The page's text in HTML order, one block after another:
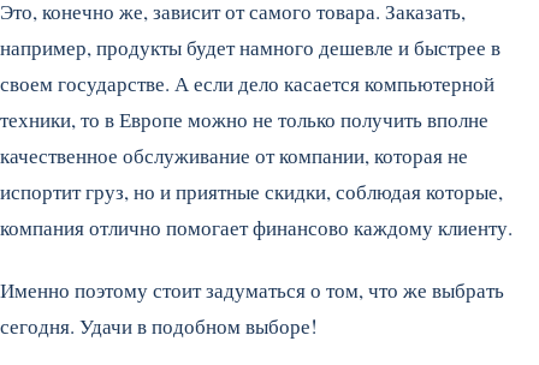
Это, конечно же, зависит от самого товара. Заказать,
например, продукты будет намного дешевле и быстрее в
своем государстве. А если дело касается компьютерной
техники, то в Европе можно не только получить вполне
качественное обслуживание от компании, которая не
испортит груз, но и приятные скидки, соблюдая которые,
компания отлично помогает финансово каждому клиенту.
Именно поэтому стоит задуматься о том, что же выбрать
сегодня. Удачи в подобном выборе!